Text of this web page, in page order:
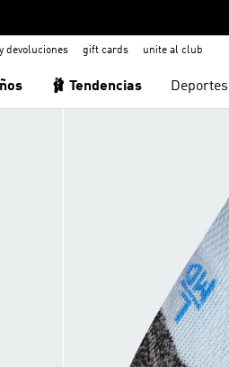
devoluciones gift cards unite al club
🩰 Tendencias Deportes